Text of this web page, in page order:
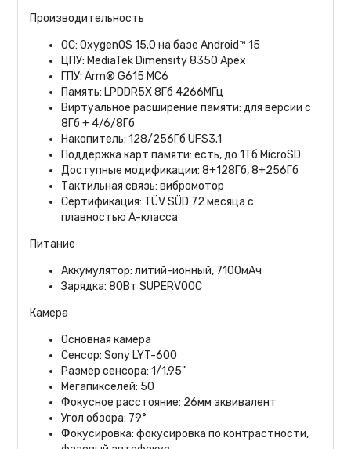
Производительность
ОС: OxygenOS 15.0 на базе Android™ 15
ЦПУ: MediaTek Dimensity 8350 Apex
ГПУ: Arm® G615 MC6
Память: LPDDR5X 8Гб 4266МГц
Виртуальное расширение памяти: для версии с
8Гб + 4/6/8Гб
Накопитель: 128/256Гб UFS3.1
Поддержка карт памяти: есть, до 1Тб MicroSD
Доступные модификации: 8+128Гб, 8+256Гб
Тактильная связь: вибромотор
Сертификация: TÜV SÜD 72 месяца с
плавностью А-класса
Питание
Аккумулятор: литий-ионный, 7100мАч
Зарядка: 80Вт SUPERVOOC
Камера
Основная камера
Сенсор: Sony LYT-600
Размер сенсора: 1/1.95"
Мегапикселей: 50
Фокусное расстояние: 26мм эквивалент
Угол обзора: 79°
Фокусировка: фокусировка по контрастности,